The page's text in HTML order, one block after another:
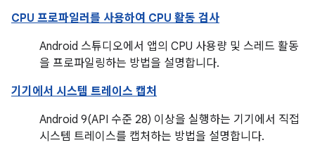
CPU 프로파일러를 사용하여 CPU 활동 검사
Android 스튜디오에서 앱의 CPU 사용량 및 스레드 활동
을 프로파일링하는 방법을 설명합니다.
기기에서 시스템 트레이스 캡처
Android 9(API 수준 28) 이상을 실행하는 기기에서 직접
시스템 트레이스를 캡처하는 방법을 설명합니다.